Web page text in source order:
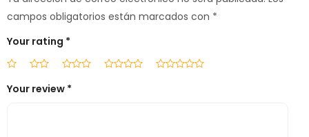
campos obligatorios están marcados con *
Your rating *
Your review *